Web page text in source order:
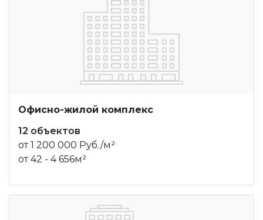
Офисно-жилой комплекс
12 объектов
от 1 200 000 Руб./м²
от 42 - 4 656м²